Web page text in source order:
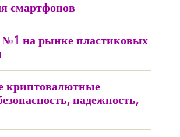
смартфонов
на рынке пластиковых
криптовалютные
надежность,